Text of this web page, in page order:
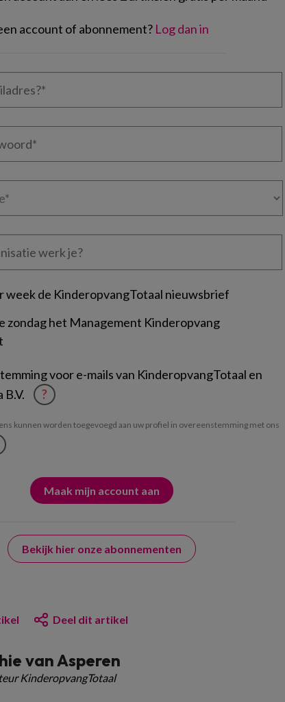
account of abonnement? Log dan in
week de KinderopvangTotaal nieuwsbrief
zondag het Management Kinderopvang
voor e-mails van KinderopvangTotaal en
?
kunnen worden toegevoegd aan uw profiel in overeenstemming met ons
Bekijk hier onze abonnementen
Deel dit artikel
van Asperen
KinderopvangTotaal